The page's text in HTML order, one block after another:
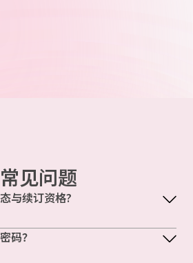
常见问题
与续订资格?
码？